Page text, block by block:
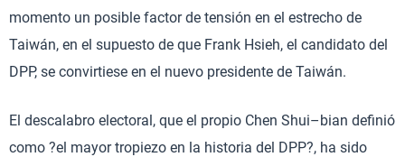
momento un posible factor de tensión en el estrecho de
Taiwán, en el supuesto de que Frank Hsieh, el candidato del
DPP, se convirtiese en el nuevo presidente de Taiwán.
El descalabro electoral, que el propio Chen Shui–bian definió
como ?el mayor tropiezo en la historia del DPP?, ha sido